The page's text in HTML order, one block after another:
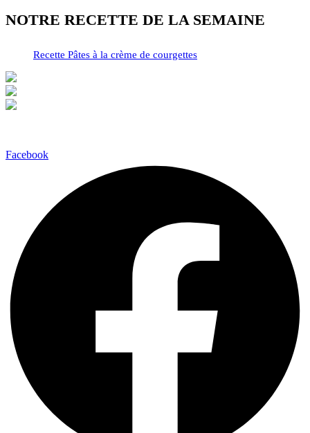
NOTRE RECETTE DE LA SEMAINE
Recette Pâtes à la crème de courgettes
Facebook